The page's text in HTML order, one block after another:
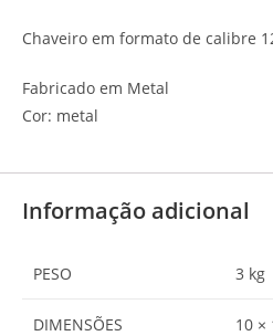
Chaveiro em formato de calibre
Fabricado em Metal
Cor: metal
Informação adicional
PESO 3 kg
DIMENSÕES 10 ×